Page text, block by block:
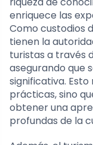
enriquece las
Como custodios
tienen la
turistas a través
asegurando que
significativa.
prácticas, sino
obtener una
profundas de la